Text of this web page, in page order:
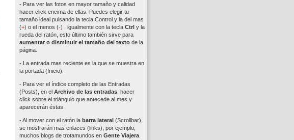
- Para ver las fotos en mayor tamaño y calidad
hacer click encima de ellas. Puedes elegir tu
tamaño ideal pulsando la tecla Controly la del mas
(+) o el menos (-) igualmente con la tecla Ctrl y la
rueda del ratón, esto último también sirve para
aumentar o disminuir el tamaño del textode la
página.
- La entrada mas reciente es la que se muestra en
la portada (Inicio).
- Para ver el índice completo de las Entradas
(Posts), en el Archivo de las entradas, hacer
click sobre el triángulo que antecede al mes y
aparecerán éstas.
- Al mover con el ratón la barra lateral(Scrollbar),
se mostrarán mas enlaces (links), por ejemplo,
muchos blogs de trotamundos en Gente Viajera.